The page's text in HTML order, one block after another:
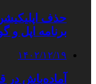
حذف
برنامه اپل و
۱۴۰۲/۱۲/۱۹